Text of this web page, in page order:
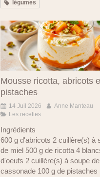
légumes
Mousse ricotta, abricots
pistaches
14 Juil 2026
Anne Manteau
Les recettes
Ingrédients
600 g d'abricots 2 cuillère(s) à
de miel 500 g de ricotta 4
d'oeufs 2 cuillère(s) à soupe de
cassonade 100 g de pistaches